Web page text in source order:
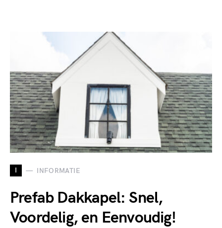
I INFORMATIE
Prefab Dakkapel: Snel,
Voordelig, en Eenvoudig!